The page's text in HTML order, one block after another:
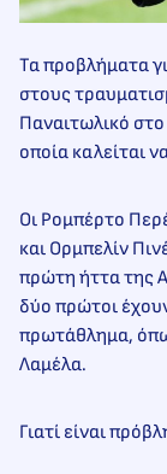
Τα προβλήματα
στους
Παναιτωλικό
οποία καλείται
Οι Ρομπέρτο
και Ορμπελίν
πρώτη ήττα της
δύο πρώτοι
πρωτάθλημα,
Λαμέλα.
Γιατί είναι